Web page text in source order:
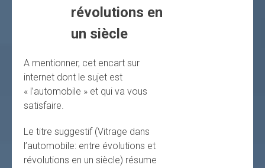
révolutions en
un siècle
A mentionner, cet encart sur
internet dont le sujet est
« l’automobile » et qui va vous
satisfaire.
Le titre suggestif (Vitrage dans
l’automobile: entre évolutions et
révolutions en un siècle) résume